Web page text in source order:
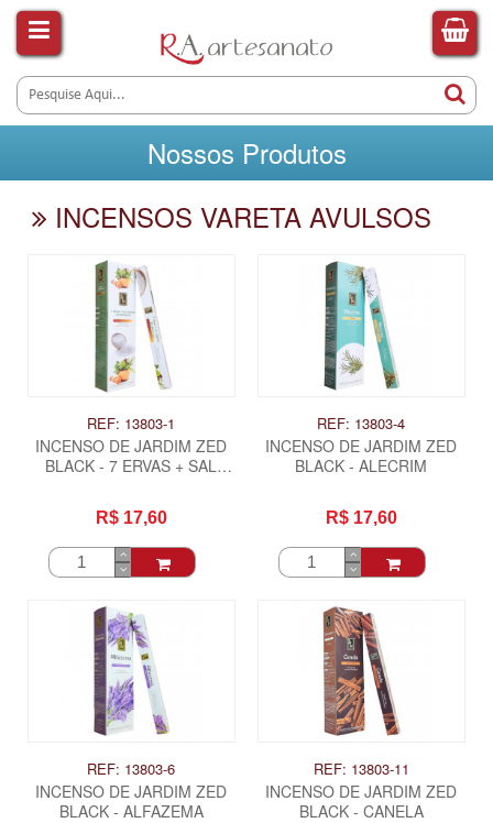
Nossos Produtos
INCENSOS VARETA AVULSOS
REF: 13803-1
INCENSO DE JARDIM ZED
BLACK - 7 ERVAS + SAL
R$ 17,60
REF: 13803-4
INCENSO DE JARDIM ZED
BLACK - ALECRIM
R$ 17,60
REF: 13803-6
INCENSO DE JARDIM ZED
BLACK - ALFAZEMA
REF: 13803-11
INCENSO DE JARDIM ZED
BLACK - CANELA